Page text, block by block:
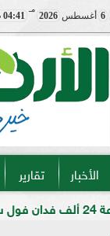
6 أغسطس2026
مـ
04:41 صـ
الأخبار تقارير